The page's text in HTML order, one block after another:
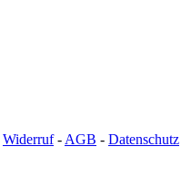
Widerruf- AGB - Datenschutz